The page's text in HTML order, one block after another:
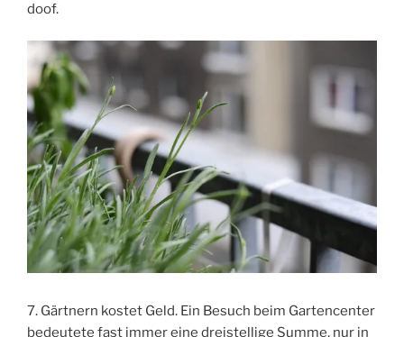
doof.
7. Gärtnern kostet Geld. Ein Besuch beim Gartencenter
bedeutete fast immer eine dreistellige Summe, nur in